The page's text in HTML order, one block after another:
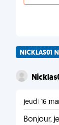
NICKLAS01
jeudi 16
Bonjour,